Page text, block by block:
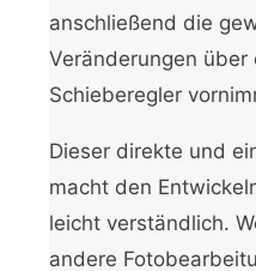
anschließend die
Veränderungen über
Schieberegler
Dieser direkte und
macht den
leicht verständlich.
andere